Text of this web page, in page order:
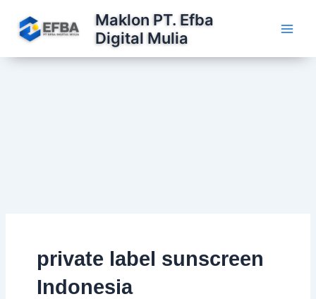
konten
Maklon PT. Efba
Digital Mulia
private label sunscreen
Indonesia